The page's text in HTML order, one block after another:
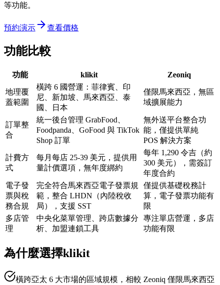
等功能。
預約演示 查看價格
功能比較
功能 klikit Zeoniq
地理覆
蓋範圍
橫跨 6 國營運：菲律賓、印
尼、新加坡、馬來西亞、泰
國、日本
僅限馬來西亞，無區
域擴展能力
訂單整
合
統一後台管理 GrabFood、
Foodpanda、GoFood 與 TikTok
Shop 訂單
無外送平台整合功
能，僅提供單純
POS 解決方案
計費方
式
每月每店 25-39 美元，提供用
量計價選項，無年度綁約
每年 1,290 令吉（約
300 美元），需簽訂
年度合約
電子發
票與稅
務合規
完全符合馬來西亞電子發票規
範，整合 LHDN（內陸稅收
局），支援 SST
僅提供基礎稅務計
算，電子發票功能有
限
多店管
理
中央化菜單管理、跨店數據分
析、加盟連鎖工具
專注單店營運，多店
功能有限
為什麼選擇klikit
橫跨亞太 6 大市場的區域規模，相較 Zeoniq 僅限馬來西亞